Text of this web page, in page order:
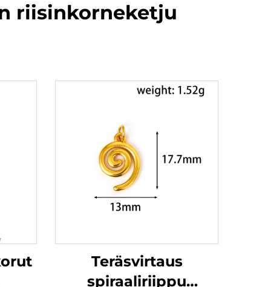
riisinkorneketju
Teräsvirtaus
spiraaliriippu